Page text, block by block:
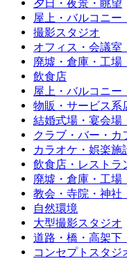
夕日・夜景・眺望
屋上・バルコニー
撮影スタジオ
オフィス・会議室
廃墟・倉庫・工場
飲食店
屋上・バルコニー
物販・サービス系
結婚式場・宴会場
クラブ・バー・カ
カラオケ・娯楽施
飲食店・レストラ
廃墟・倉庫・工場
教会・寺院・神社
自然環境
大型撮影スタジオ
道路・橋・高架下
コンセプトスタジ